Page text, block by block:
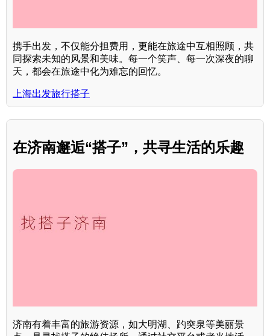
携手出发，不仅能分担费用，更能在旅途中互相照顾，共
同探索未知的风景和美味。每一个笑声、每一次深夜的聊
天，都会在旅途中化为难忘的回忆。
上海出发旅行搭子
在济南邂逅“搭子”，共寻生活的乐趣
济南有着丰富的旅游资源，如大明湖、趵突泉等美丽景